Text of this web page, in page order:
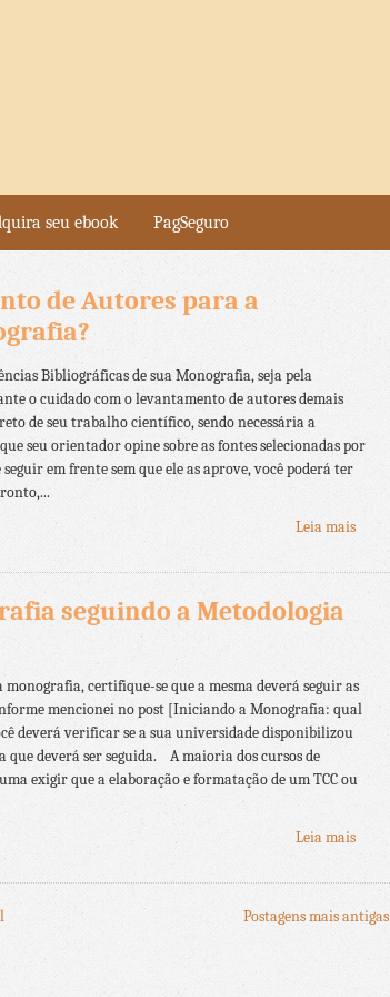
seu ebook PagSeguro
de Autores para a
Bibliográficas de sua Monografia, seja pela
o cuidado com o levantamento de autores demais
de seu trabalho científico, sendo necessária a
seu orientador opine sobre as fontes selecionadas por
em frente sem que ele as aprove, você poderá ter
Leia mais
seguindo a Metodologia
certifique-se que a mesma deverá seguir as
mencionei no post [Iniciando a Monografia: qual
deverá verificar se a sua universidade disponibilizou
deverá ser seguida. A maioria dos cursos de
exigir que a elaboração e formatação de um TCC ou
Leia mais
Postagens mais antigas